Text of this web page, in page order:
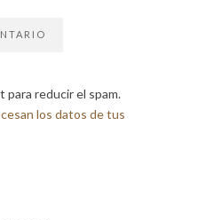
para reducir el spam.
los datos de tus